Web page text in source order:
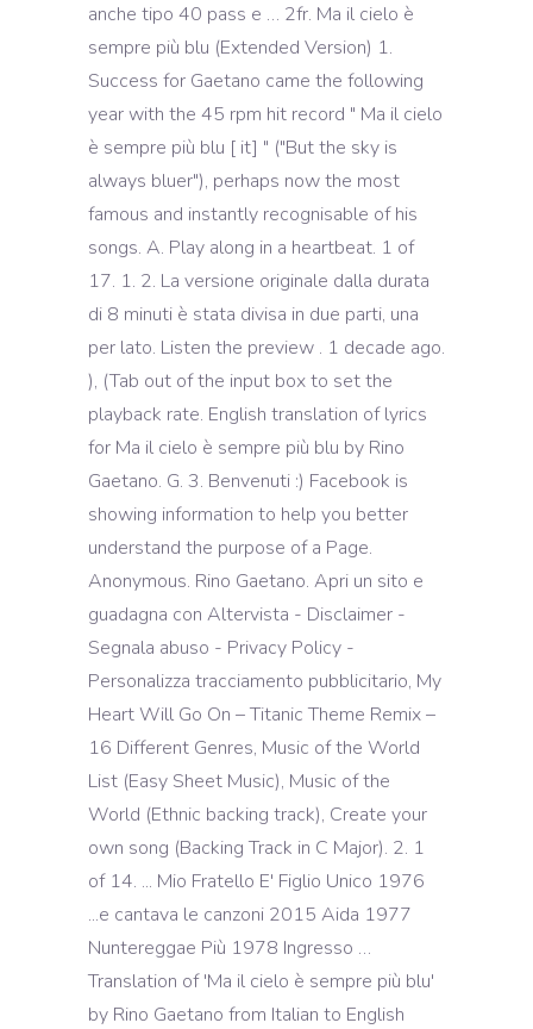
anche tipo 40 pass e … 2fr. Ma il cielo è
sempre più blu (Extended Version) 1.
Success for Gaetano came the following
year with the 45 rpm hit record " Ma il cielo
è sempre più blu [ it] " ("But the sky is
always bluer"), perhaps now the most
famous and instantly recognisable of his
songs. A. Play along in a heartbeat. 1 of
17. 1. 2. La versione originale dalla durata
di 8 minuti è stata divisa in due parti, una
per lato. Listen the preview . 1 decade ago.
), (Tab out of the input box to set the
playback rate. English translation of lyrics
for Ma il cielo è sempre più blu by Rino
Gaetano. G. 3. Benvenuti :) Facebook is
showing information to help you better
understand the purpose of a Page.
Anonymous. Rino Gaetano. Apri un sito e
guadagna con Altervista - Disclaimer -
Segnala abuso - Privacy Policy -
Personalizza tracciamento pubblicitario, My
Heart Will Go On – Titanic Theme Remix –
16 Different Genres, Music of the World
List (Easy Sheet Music), Music of the
World (Ethnic backing track), Create your
own song (Backing Track in C Major). 2. 1
of 14. ... Mio Fratello E' Figlio Unico 1976
...e cantava le canzoni 2015 Aida 1977
Nuntereggae Più 1978 Ingresso …
Translation of 'Ma il cielo è sempre più blu'
by Rino Gaetano from Italian to English